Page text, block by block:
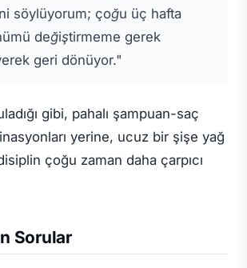
söylüyorum; çoğu üç hafta
değiştirmeme gerek
geri dönüyor."
gibi, pahalı şampuan-saç
yerine, ucuz bir şişe yağ
çoğu zaman daha çarpıcı
Sorular